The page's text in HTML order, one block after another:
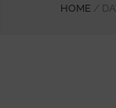
HOME /